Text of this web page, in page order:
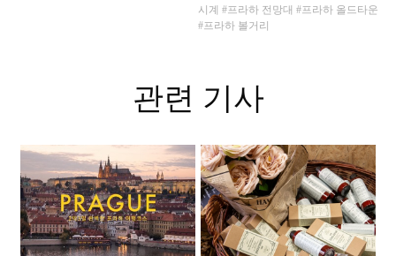
시계 #프라하 전망대 #프라하 올드타운
#프라하 볼거리
관련 기사